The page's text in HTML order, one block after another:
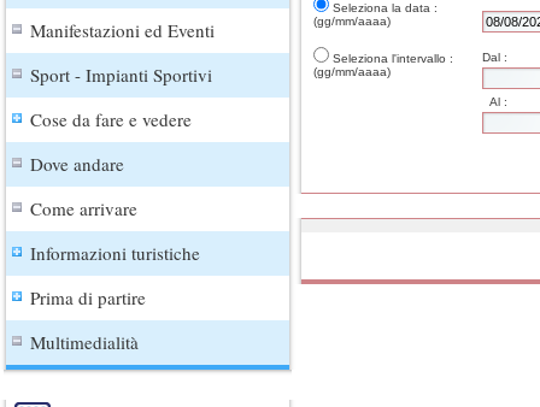
Manifestazioni ed Eventi
Sport - Impianti Sportivi
Cose da fare e vedere
Dove andare
Come arrivare
Informazioni turistiche
Prima di partire
Multimedialità
Seleziona la data :
(gg/mm/aaaa)
Seleziona l'intervallo :
(gg/mm/aaaa)
Dal :
Al :